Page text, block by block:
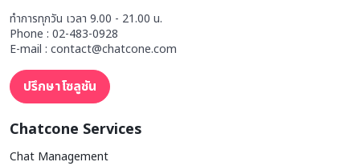
ทำการทุกวัน เวลา 9.00 - 21.00 น.
Phone : 02-483-0928
E-mail : contact@chatcone.com
ปรึกษาโซลูชัน
Chatcone Services
Chat Management